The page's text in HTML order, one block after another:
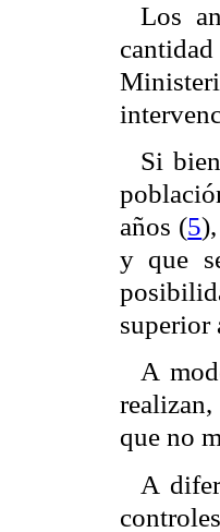
Los
Si
años (5
y que
superior
A
que no
A